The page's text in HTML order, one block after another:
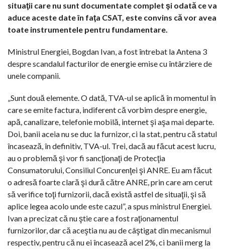
situaţii care nu sunt documentate complet şi odată ce va
aduce aceste date în faţa CSAT, este convins că vor avea
toate instrumentele pentru fundamentare.
Ministrul Energiei, Bogdan Ivan, a fost întrebat la Antena 3
despre scandalul facturilor de energie emise cu întârziere de
unele companii.
„Sunt două elemente. O dată, TVA-ul se aplică în momentul în
care se emite factura, indiferent că vorbim despre energie,
apă, canalizare, telefonie mobilă, internet şi aşa mai departe.
Doi, banii aceia nu se duc la furnizor, ci la stat, pentru că statul
încasează, în definitiv, TVA-ul. Trei, dacă au făcut acest lucru,
au o problemă şi vor fi sancţionaţi de Protecţia
Consumatorului, Consiliul Concurenţei şi ANRE. Eu am făcut
o adresă foarte clară şi dură către ANRE, prin care am cerut
să verifice toţi furnizorii, dacă există astfel de situaţii, şi să
aplice legea acolo unde este cazul”, a spus ministrul Energiei.
Ivan a precizat că nu ştie care a fost raţionamentul
furnizorilor, dar că aceştia nu au de câştigat din mecanismul
respectiv, pentru că nu ei încasează acel 2%, ci banii merg la